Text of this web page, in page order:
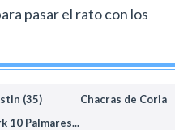
pasar el rato con los
(35)
Chacras de Coria
10 Palmares...